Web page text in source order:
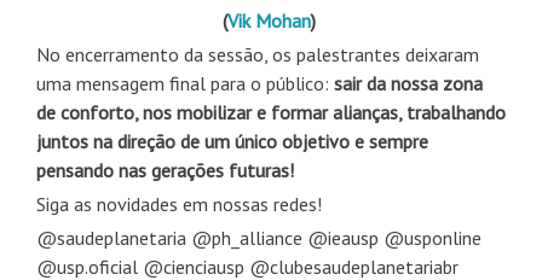
(Vik Mohan)
No encerramento da sessão, os palestrantes deixaram
uma mensagem final para o público: sair da nossa zona
de conforto, nos mobilizar e formar alianças, trabalhando
juntos na direção de um único objetivo e sempre
pensando nas gerações futuras!
Siga as novidades em nossas redes!
@saudeplanetaria @ph_alliance @ieausp @usponline
@usp.oficial @cienciausp @clubesaudeplanetariabr